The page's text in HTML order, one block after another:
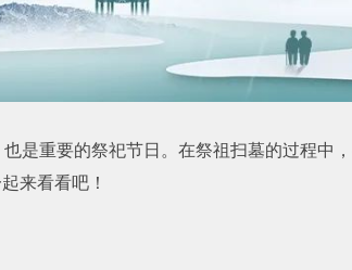
是重要的祭祀节日。在祭祖扫墓的过程中
来看看吧！